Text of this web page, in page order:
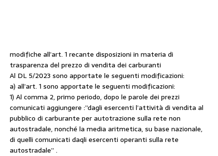
modifiche all’art. 1 recante disposizioni in materia di
trasparenza del prezzo di vendita dei carburanti
Al DL 5/2023 sono apportate le seguenti modificazioni:
a) all’art. 1 sono apportate le seguenti modificazioni:
1) Al comma 2, primo periodo, dopo le parole dei prezzi
comunicati aggiungere :”dagli esercenti l’attività di vendita al
pubblico di carburante per autotrazione sulla rete non
autostradale, nonché la media aritmetica, su base nazionale,
di quelli comunicati daqli esercenti operanti sulla rete
autostradale” .